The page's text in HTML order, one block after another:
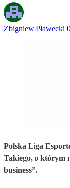
Zbigniew Pławecki
Polska Liga
Takiego, o którym
business”.